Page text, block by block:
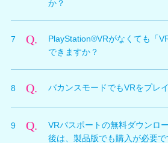
か？
きないものがあります。
・「時間停止ウォッチ」は利用
は利用できません。
・「謎のサイレントフィギュ
同等の機能が体験できます。
・「謎のサウンドフィギュア
7 Q.
PlayStation®VRがなくても「
できますか？
PlayStation®VRなしでのプレイ
8 Q. バカンスモードでもVRをプレ
なります。「VRパラダイス」
いません。
9 Q.
VRパスポートの無料ダウンロ
後は、製品版でも購入が必要で